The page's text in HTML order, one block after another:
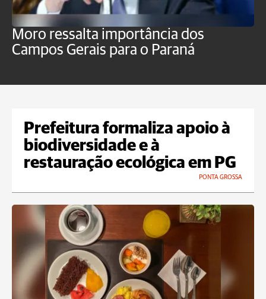
Moro ressalta importância dos
Campos Gerais para o Paraná
Prefeitura formaliza apoio à
biodiversidade e à
restauração ecológica em PG
PONTA GROSSA